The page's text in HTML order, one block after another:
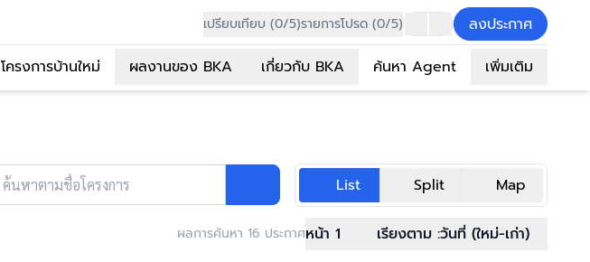
เปรียบเทียบ (0/5)รายการโปรด (0/5)
ลงประกาศ
โครงการบ้านใหม่ ผลงานของ BKA เกี่ยวกับ BKA ค้นหา Agent เพิ่มเติม
ค้นหาตามชื่อโครงการ List Split Map
ผลการค้นหา 16 ประกาศหน้า 1 เรียงตาม :วันที่ (ใหม่-เก่า)